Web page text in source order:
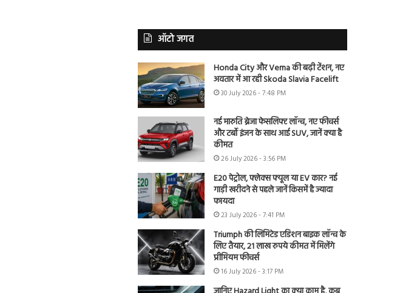
ऑटो जगत
Honda City और Verna की बढ़ी टेंशन, नए
अवतार में आ रही Skoda Slavia Facelift
30 July 2026 - 7:48 PM
नई मारुति ब्रेजा फेसलिफ्ट लॉन्च, नए फीचर्स
और टर्बो इंजन के साथ आई SUV, जानें क्या है
कीमत
26 July 2026 - 3:56 PM
E20 पेट्रोल, फ्लेक्स फ्यूल या EV कार? नई
गाड़ी खरीदने से पहले जानें किसमें है ज्यादा
फायदा
23 July 2026 - 7:41 PM
Triumph की लिमिटेड एडिशन बाइक लॉन्च के
लिए तैयार, 21 लाख रुपये कीमत में मिलेंगे
प्रीमियम फीचर्स
16 July 2026 - 3:17 PM